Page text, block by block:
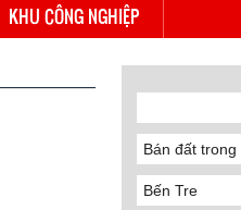
KHU CÔNG NGHIỆP